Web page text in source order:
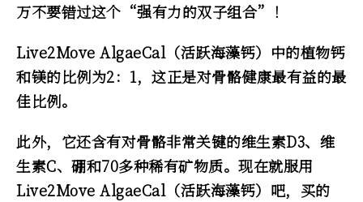
万不要错过这个“强有力的双子组合”！
Live2Move AlgaeCal（活跃海藻钙）中的植物钙
和镁的比例为2：1，这正是对骨骼健康最有益的最
佳比例。
此外，它还含有对骨骼非常关键的维生素D3、维
生素C、硼和70多种稀有矿物质。现在就服用
Live2Move AlgaeCal（活跃海藻钙）吧，买的